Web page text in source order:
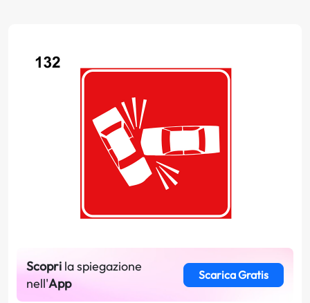
Scopri la spiegazione
nell'App
Scarica Gratis